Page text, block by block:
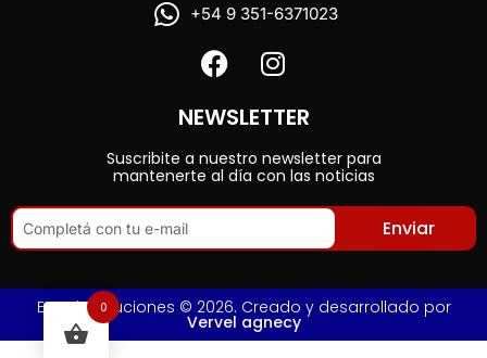
+54 9 351-6371023
NEWSLETTER
Suscribite a nuestro newsletter para
mantenerte al día con las noticias
Enviar
Ero Distribuciones © 2026. Creado y desarrollado por
Vervel agnecy
0